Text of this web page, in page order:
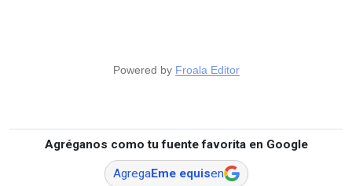
Powered by Froala Editor
Agréganos como tu fuente favorita en Google
AgregaEme equisen